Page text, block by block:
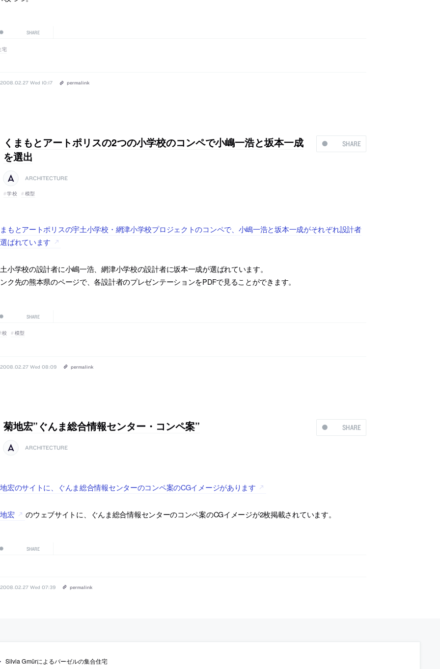
SHARE
宅
2008.02.27 Wed 10:17 permalink
SHARE
くまもとアートポリスの2つの小学校のコンペで小嶋一浩と坂本一成
を選出
ARCHITECTURE
学校 模型
もとアートポリスの宇土小学校・網津小学校プロジェクトのコンペで、小嶋一浩と坂本一成がそれぞれ設計者
ばれています
小学校の設計者に小嶋一浩、網津小学校の設計者に坂本一成が選ばれています。
ク先の熊本県のページで、各設計者のプレゼンテーションをPDFで見ることができます。
SHARE
校 模型
2008.02.27 Wed 08:09 permalink
SHARE
菊地宏”ぐんま総合情報センター・コンペ案”
ARCHITECTURE
宏のサイトに、ぐんま総合情報センターのコンペ案のCGイメージがあります
宏 のウェブサイトに、ぐんま総合情報センターのコンペ案のCGイメージが2枚掲載されています。
SHARE
2008.02.27 Wed 07:39 permalink
Silvia Gmürによるバーゼルの集合住宅